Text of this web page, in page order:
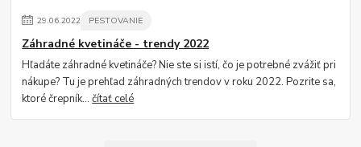
29.06.2022 PESTOVANIE
Záhradné kvetináče - trendy 2022
Hľadáte záhradné kvetináče? Nie ste si istí, čo je potrebné zvážiť pri
nákupe? Tu je prehľad záhradných trendov v roku 2022. Pozrite sa,
ktoré črepník...čítať celé